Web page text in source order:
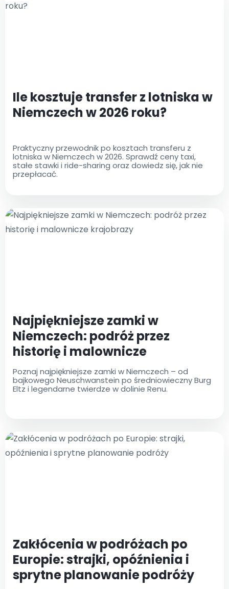
Ile kosztuje transfer z lotniska w
Niemczech w 2026 roku?
Praktyczny przewodnik po kosztach transferu z
lotniska w Niemczech w 2026. Sprawdź ceny taxi,
stałe stawki i ride-sharing oraz dowiedz się, jak nie
przepłacać.
Najpiękniejsze zamki w
Niemczech: podróż przez
historię i malownicze
krajobrazy
Poznaj najpiękniejsze zamki w Niemczech – od
bajkowego Neuschwanstein po średniowieczny Burg
Eltz i legendarne twierdze w dolinie Renu.
Zakłócenia w podróżach po
Europie: strajki, opóźnienia i
sprytne planowanie podróży